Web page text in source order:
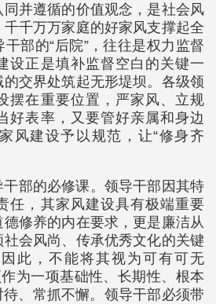
并遵循的价值观念，是社会风
千万万家庭的好家风支撑起全
部的“后院”，往往是权力监督
设正是填补监督空白的关键一
交界处筑起无形堤坝。各级领
摆在重要位置，严家风、立规
好表率，又要管好亲属和身边
风建设予以规范，让“修身齐
部的必修课。领导干部因其特
任，其家风建设具有极端重要
修养的内在要求，更是廉洁从
会风尚、传承优秀文化的关键
此，不能将其视为可有可无
为一项基础性、长期性、根本
待、常抓不懈。领导干部必须带